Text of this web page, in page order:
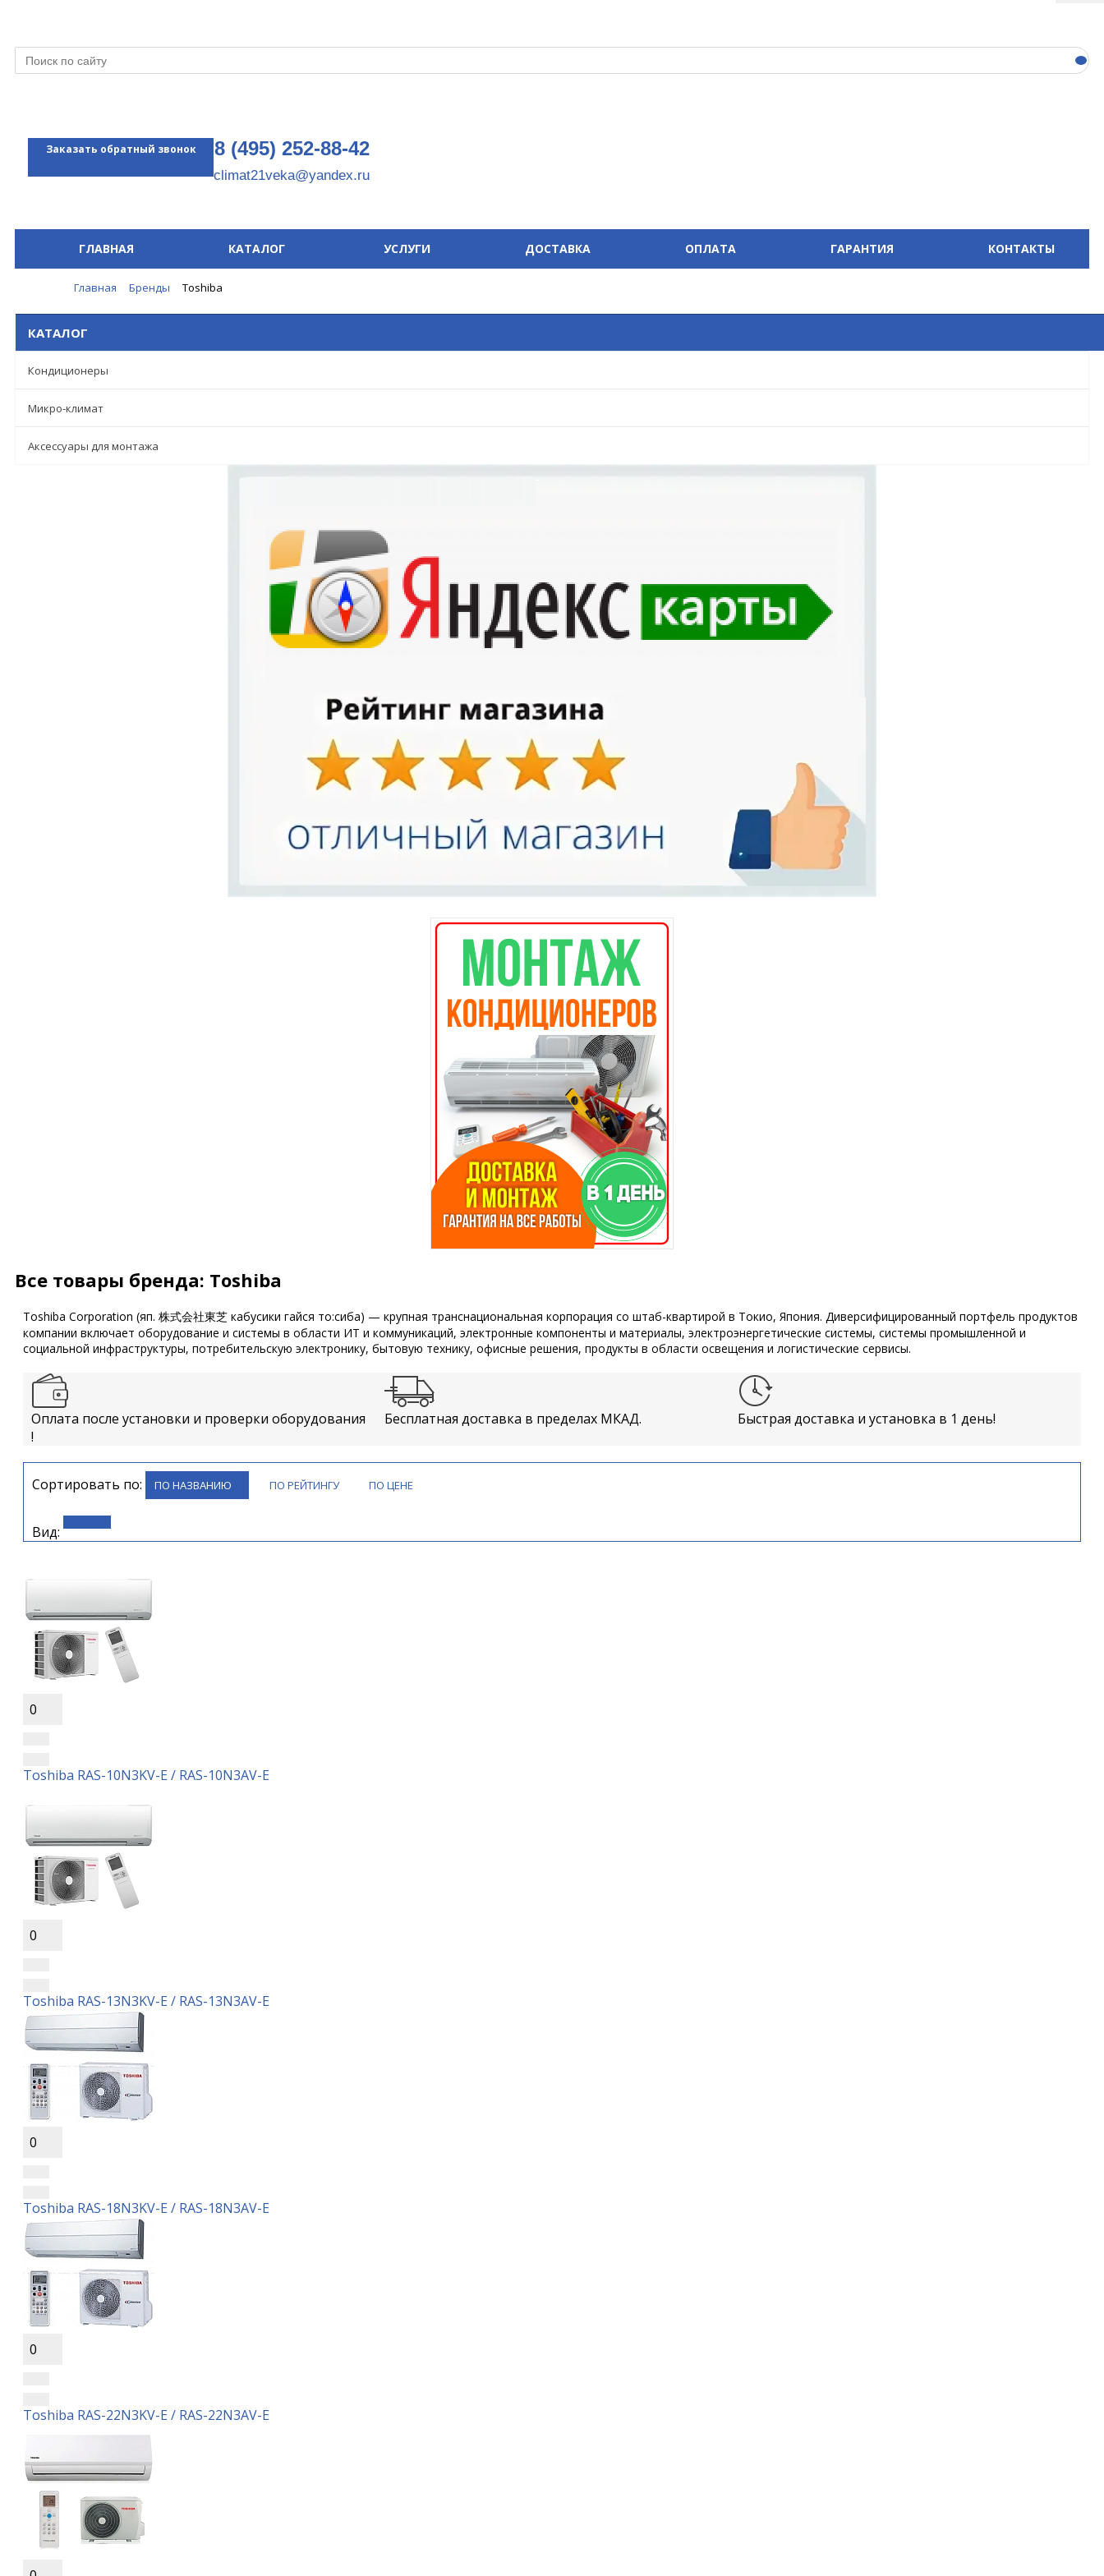
8 (495) 252-88-42
climat21veka@yandex.ru
Заказать обратный звонок
ГЛАВНАЯ КАТАЛОГ УСЛУГИ ДОСТАВКА ОПЛАТА ГАРАНТИЯ КОНТАКТЫ
Главная Бренды Toshiba
КАТАЛОГ
Кондиционеры
Микро-климат
Аксессуары для монтажа
Все товары бренда: Toshiba
Toshiba Corporation (яп. 株式会社東芝 кабусики гайся то:сиба) — крупная транснациональная корпорация со штаб-квартирой в Токио, Япония. Диверсифицированный портфель продуктов
компании включает оборудование и системы в области ИТ и коммуникаций, электронные компоненты и материалы, электроэнергетические системы, системы промышленной и
социальной инфраструктуры, потребительскую электронику, бытовую технику, офисные решения, продукты в области освещения и логистические сервисы.
Оплата после установки и проверки оборудования
!
Бесплатная доставка в пределах МКАД. Быстрая доставка и установка в 1 день!
Сортировать по: ПО НАЗВАНИЮ ПО РЕЙТИНГУ ПО ЦЕНЕ
Вид:
0
Toshiba RAS-10N3KV-E / RAS-10N3AV-E
0
Toshiba RAS-13N3KV-E / RAS-13N3AV-E
0
Toshiba RAS-18N3KV-E / RAS-18N3AV-E
0
Toshiba RAS-22N3KV-E / RAS-22N3AV-E